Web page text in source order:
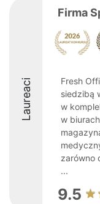
Laureaci
Firma
Fresh
siedzibą
w
w
zarówno
...
9.5